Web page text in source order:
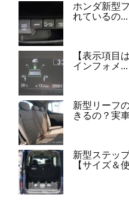
ホンダ新型
れているの...
【表示項目
インフォメ...
新型リーフ
きるの？実
新型ステッ
【サイズ＆